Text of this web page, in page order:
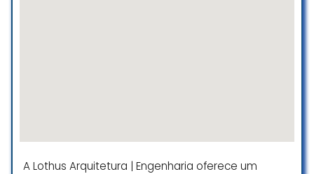
A Lothus Arquitetura | Engenharia oferece um